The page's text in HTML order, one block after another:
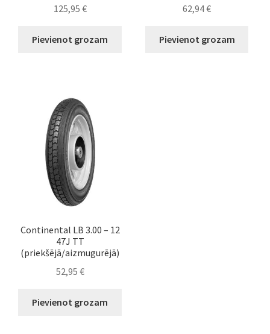
125,95 €
Pievienot grozam
62,94€
Pievienot grozam
Continental LB 3.00 – 12
47J TT
(priekšējā/aizmugurējā)
52,95 €
Pievienot grozam